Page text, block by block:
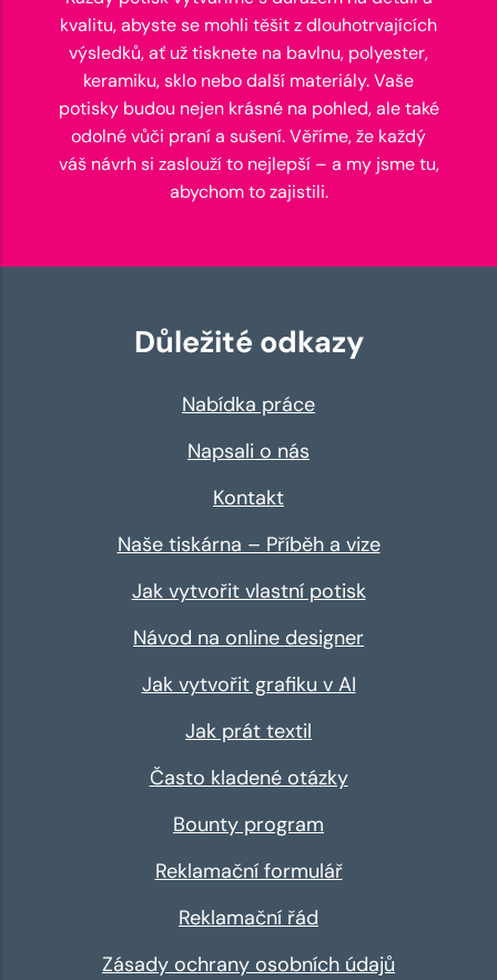
kvalitu, abyste se mohli těšit z dlouhotrvajících
výsledků, ať už tisknete na bavlnu, polyester,
keramiku, sklo nebo další materiály. Vaše
potisky budou nejen krásné na pohled, ale také
odolné vůči praní a sušení. Věříme, že každý
váš návrh si zaslouží to nejlepší – a my jsme tu,
abychom to zajistili.
Důležité odkazy
Nabídka práce
Napsali o nás
Kontakt
Naše tiskárna – Příběh a vize
Jak vytvořit vlastní potisk
Návod na online designer
Jak vytvořit grafiku v AI
Jak prát textil
Často kladené otázky
Bounty program
Reklamační formulář
Reklamační řád
Zásady ochrany osobních údajů